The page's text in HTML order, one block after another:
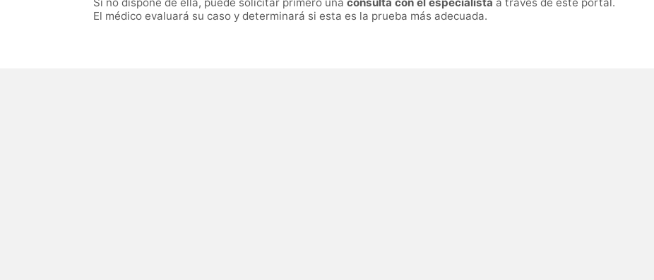
El médico evaluará su caso y determinará si esta es la prueba más adecuada.